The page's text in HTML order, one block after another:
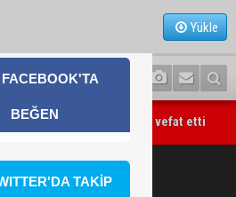
Yükle
Mustafa Hakkı Tekiner vefat etti
sahiller için duyarlılık çağrısı
çaycı, dönerciyi vurdu
FACEBOOK'TA
BEĞEN
TAKİP